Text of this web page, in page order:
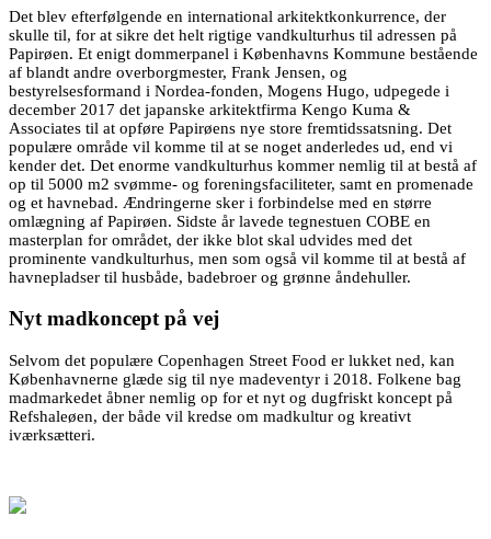
Det blev efterfølgende en international arkitektkonkurrence, der
skulle til, for at sikre det helt rigtige vandkulturhus til adressen på
Papirøen. Et enigt dommerpanel i Københavns Kommune bestående
af blandt andre overborgmester, Frank Jensen, og
bestyrelsesformand i Nordea-fonden, Mogens Hugo, udpegede i
december 2017 det japanske arkitektfirma Kengo Kuma &
Associates til at opføre Papirøens nye store fremtidssatsning. Det
populære område vil komme til at se noget anderledes ud, end vi
kender det. Det enorme vandkulturhus kommer nemlig til at bestå af
op til 5000 m2 svømme- og foreningsfaciliteter, samt en promenade
og et havnebad. Ændringerne sker i forbindelse med en større
omlægning af Papirøen. Sidste år lavede tegnestuen COBE en
masterplan for området, der ikke blot skal udvides med det
prominente vandkulturhus, men som også vil komme til at bestå af
havnepladser til husbåde, badebroer og grønne åndehuller.
Nyt madkoncept på vej
Selvom det populære Copenhagen Street Food er lukket ned, kan
Københavnerne glæde sig til nye madeventyr i 2018. Folkene bag
madmarkedet åbner nemlig op for et nyt og dugfriskt koncept på
Refshaleøen, der både vil kredse om madkultur og kreativt
iværksætteri.